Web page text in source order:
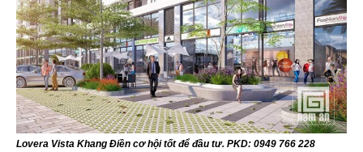
Lovera Vista Khang Điền cơ hội tốt để đầu tư. PKD: 0949 766 228